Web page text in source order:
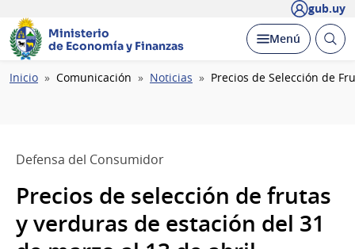
gub.uy
Ministerio
de Economía y Finanzas
Desplegar
Menú Abrir
Ruta
Inicio Comunicación Noticias Precios de Selección de
Defensa del Consumidor
Precios de selección de frutas
y verduras de estación del 31